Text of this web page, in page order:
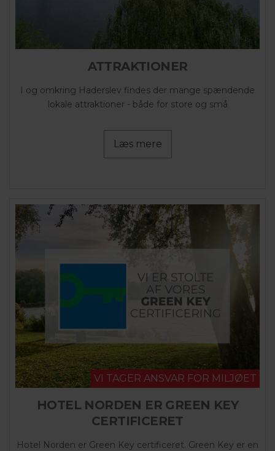
ATTRAKTIONER
I og omkring Haderslev findes der mange spændende
lokale attraktioner - både for store og små
Læs mere
VI TAGER ANSVAR FOR MILJØET
HOTEL NORDEN ER GREEN KEY
CERTIFICERET
Hotel Norden er Green Key certificeret. Green Key er en